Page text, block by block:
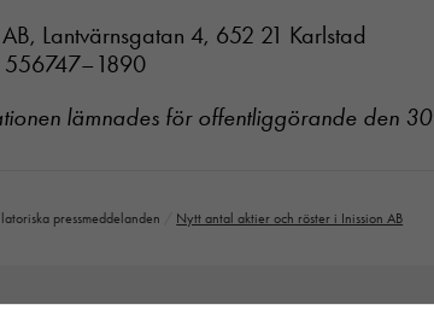
AB, Lantvärnsgatan 4, 652 21 Karlstad
556747–1890
lämnades för offentliggörande den
pressmeddelanden Nytt antal aktier och röster i Inission ABvälja
taget